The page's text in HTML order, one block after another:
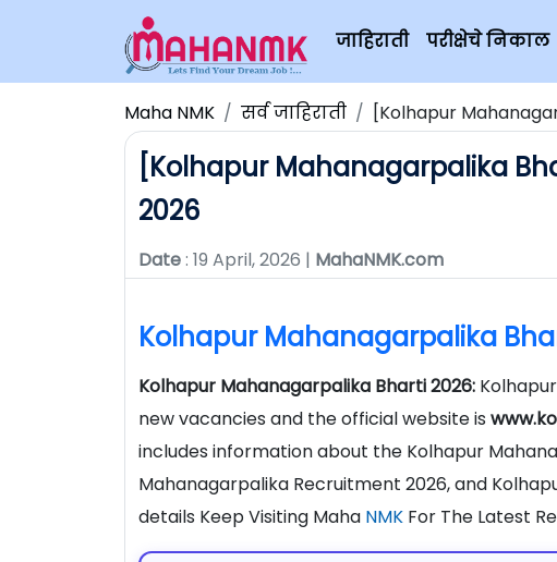
जाहिराती परीक्षेचे निकाल
Maha NMK सर्व जाहिराती [Kolhapur
[Kolhapur Mahanagarpalika
2026
Date: 19 April, 2026 | MahaNMK.com
Kolhapur Mahanagarpalika
Kolhapur Mahanagarpalika Bharti 2026:
new vacancies and the official website is
includes information about the Kolhapur
Mahanagarpalika Recruitment 2026, and
details Keep Visiting Maha NMK For The Latest